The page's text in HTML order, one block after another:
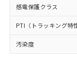
感電保護クラス
PTI（トラッキング特
汚染度
ビス
メン
ありま
お客
登録
およ
※3 非含
及ぼさない
「－」：
い合わせく
り引
白